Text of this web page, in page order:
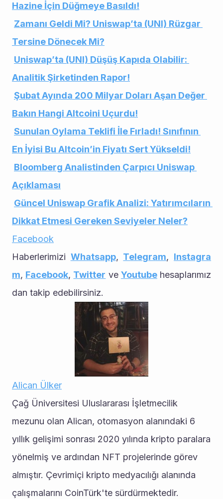
Hazine İçin Düğmeye Basıldı!
Zamanı Geldi Mi? Uniswap’ta (UNI) Rüzgar
Tersine Dönecek Mi?
Uniswap’ta (UNI) Düşüş Kapıda Olabilir:
Analitik Şirketinden Rapor!
Şubat Ayında 200 Milyar Doları Aşan Değer
Bakın Hangi Altcoini Uçurdu!
Sunulan Oylama Teklifi İle Fırladı! Sınıfının
En İyisi Bu Altcoin’in Fiyatı Sert Yükseldi!
Bloomberg Analistinden Çarpıcı Uniswap
Açıklaması
Güncel Uniswap Grafik Analizi: Yatırımcıların
Dikkat Etmesi Gereken Seviyeler Neler?
Facebook
Haberlerimizi Whatsapp, Telegram, Instagra
m, Facebook, Twitter ve Youtube hesaplarımız
dan takip edebilirsiniz.
Alican Ülker
Çağ Üniversitesi Uluslararası İşletmecilik
mezunu olan Alican, otomasyon alanındaki 6
yıllık gelişimi sonrası 2020 yılında kripto paralara
yönelmiş ve ardından NFT projelerinde görev
almıştır. Çevrimiçi kripto medyacılığı alanında
çalışmalarını CoinTürk'te sürdürmektedir.